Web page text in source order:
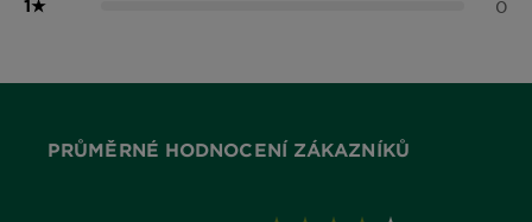
1★ 0
PRŮMĚRNÉ HODNOCENÍ ZÁKAZNÍKŮ